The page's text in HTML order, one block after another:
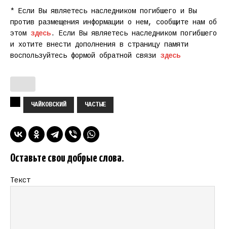
* Если Вы являетесь наследником погибшего и Вы
против размещения информации о нем, сообщите нам об
этом здесь. Если Вы являетесь наследником погибшего
и хотите внести дополнения в страницу памяти
воспользуйтесь формой обратной связи здесь
ЧАЙКОВСКИЙ ЧАСТЫЕ
Оставьте свои добрые слова.
Текст